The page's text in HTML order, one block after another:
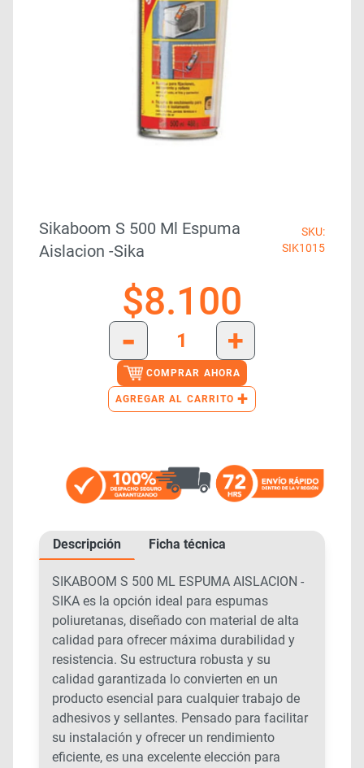
Sikaboom S 500 Ml Espuma
Aislacion -sika
SKU:
SIK1015
$8.100
-
+
COMPRAR AHORA
AGREGAR AL CARRITO +
Descripción Ficha técnica
SIKABOOM S 500 ML ESPUMA AISLACION -
SIKA es la opción ideal para espumas
poliuretanas, diseñado con material de alta
calidad para ofrecer máxima durabilidad y
resistencia. Su estructura robusta y su
calidad garantizada lo convierten en un
producto esencial para cualquier trabajo de
adhesivos y sellantes. Pensado para facilitar
su instalación y ofrecer un rendimiento
eficiente, es una excelente elección para